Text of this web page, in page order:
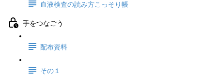
血液検査の読み方こっそり帳
手をつなごう
配布資料
その１